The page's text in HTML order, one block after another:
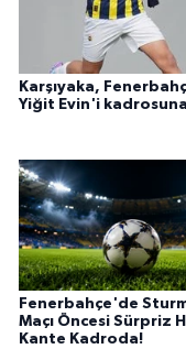
Karşıyaka,
Yiğit Evin'i
Fenerbahçe'de
Maçı Öncesi Sürpriz
Kante Kadroda!